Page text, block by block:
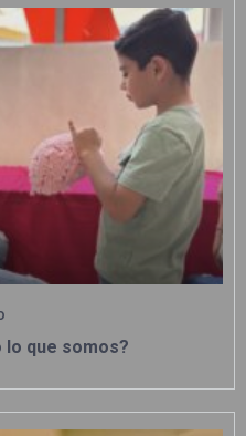
lo que somos?